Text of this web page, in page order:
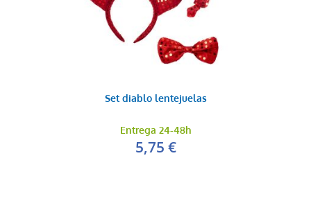
Set diablo lentejuelas
Entrega 24-48h
5,75 €